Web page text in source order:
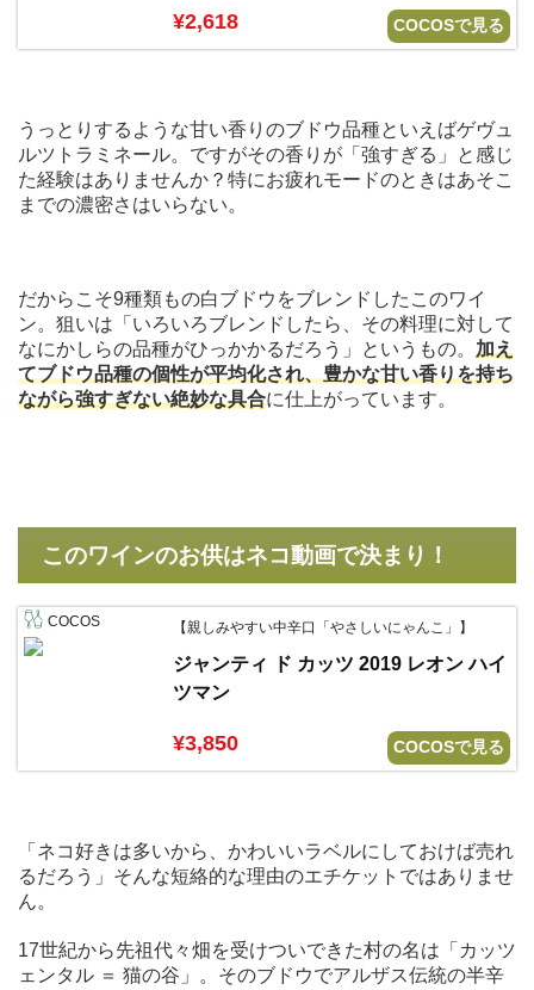
¥2,618 COCOSで見る
うっとりするような甘い香りのブドウ品種といえばゲヴュ
ルツトラミネール。ですがその香りが「強すぎる」と感じ
た経験はありませんか？特にお疲れモードのときはあそこ
までの濃密さはいらない。
だからこそ9種類もの白ブドウをブレンドしたこのワイ
ン。狙いは「いろいろブレンドしたら、その料理に対して
なにかしらの品種がひっかかるだろう」というもの。 加え
てブドウ品種の個性が平均化され、豊かな甘い香りを持ち
ながら強すぎない絶妙な具合に仕上がっています。
このワインのお供はネコ動画で決まり！
COCOS 【親しみやすい中辛口「やさしいにゃんこ」】
ジャンティ ド カッツ 2019 レオン ハイ
ツマン
¥3,850 COCOSで見る
「ネコ好きは多いから、かわいいラベルにしておけば売れ
るだろう」そんな短絡的な理由のエチケットではありませ
ん。
17世紀から先祖代々畑を受けついできた村の名は「カッツ
ェンタル ＝ 猫の谷」。そのブドウでアルザス伝統の半辛